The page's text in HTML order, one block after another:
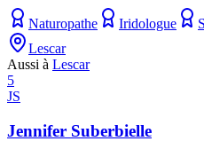
Naturopathe Iridologue
Lescar
Aussi à Lescar
5
JS
Jennifer Suberbielle